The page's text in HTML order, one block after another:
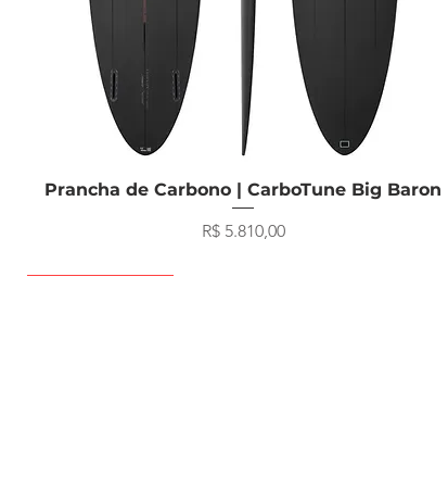
Visualização rápida
Prancha de Carbono | CarboTune Big Baron
Preço
R$ 5.810,00